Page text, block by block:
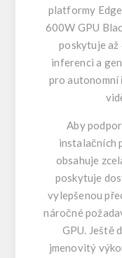
platformy
600W GPU
poskytuje až
inferenci a
pro autonomní
Aby
instalačních
obsahuje
poskytuje
vylepšenou
náročné
GPU. Ještě
jmenovitý